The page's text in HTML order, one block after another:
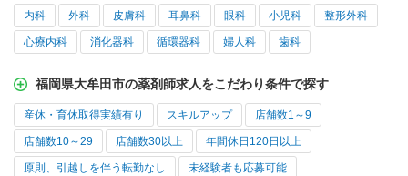
内科 外科 皮膚科 耳鼻科 眼科 小児科 整形外科
心療内科 消化器科 循環器科 婦人科 歯科
福岡県大牟田市の薬剤師求人をこだわり条件で探す
産休・育休取得実績有り スキルアップ 店舗数1～9
店舗数10～29 店舗数30以上 年間休日120日以上
原則、引越しを伴う転勤なし 未経験者も応募可能